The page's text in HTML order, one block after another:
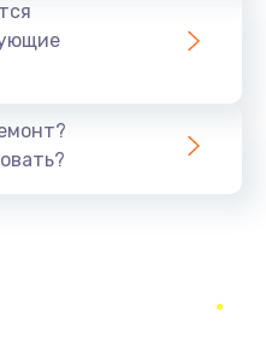
шайбы динамика